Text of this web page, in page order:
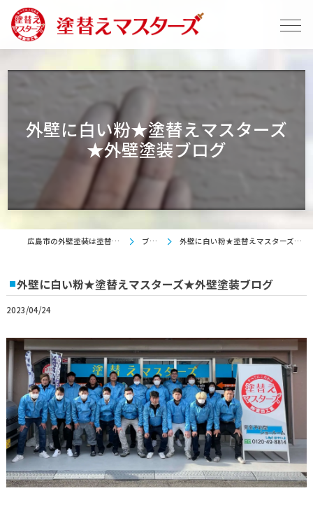
外壁に白い粉★塗替えマスターズ
★外壁塗装ブログ
広島市の外壁塗装は塗替えマスターズ ブログ 外壁に白い粉★塗替えマスターズ★外壁塗装ブログ
外壁に白い粉★塗替えマスターズ★外壁塗装ブログ
2023/04/24